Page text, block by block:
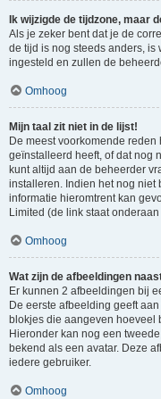
Ik wijzigde de tijdzone, maar
Als je zeker bent dat je de
de tijd is nog steeds anders,
ingesteld en zullen de
Omhoog
Mijn taal zit niet in de lijst!
De meest voorkomende
geïnstalleerd heeft, of dat nog
kunt altijd aan de beheerder
installeren. Indien het nog niet
informatie hieromtrent kan
Limited (de link staat
Omhoog
Wat zijn de afbeeldingen
Er kunnen 2 afbeeldingen bij
De eerste afbeelding geeft
blokjes die aangeven hoeveel
Hieronder kan nog een
bekend als een avatar. Deze
iedere gebruiker.
Omhoog